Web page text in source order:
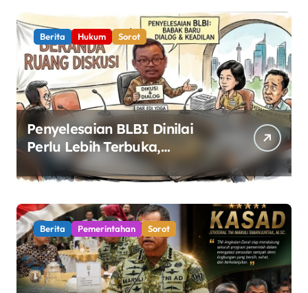
Berita Hukum Sorot
Penyelesaian BLBI Dinilai
Perlu Lebih Terbuka,
Pemerintah Diminta Buka
Ruang Dialog
Berita Pemerintahan Sorot